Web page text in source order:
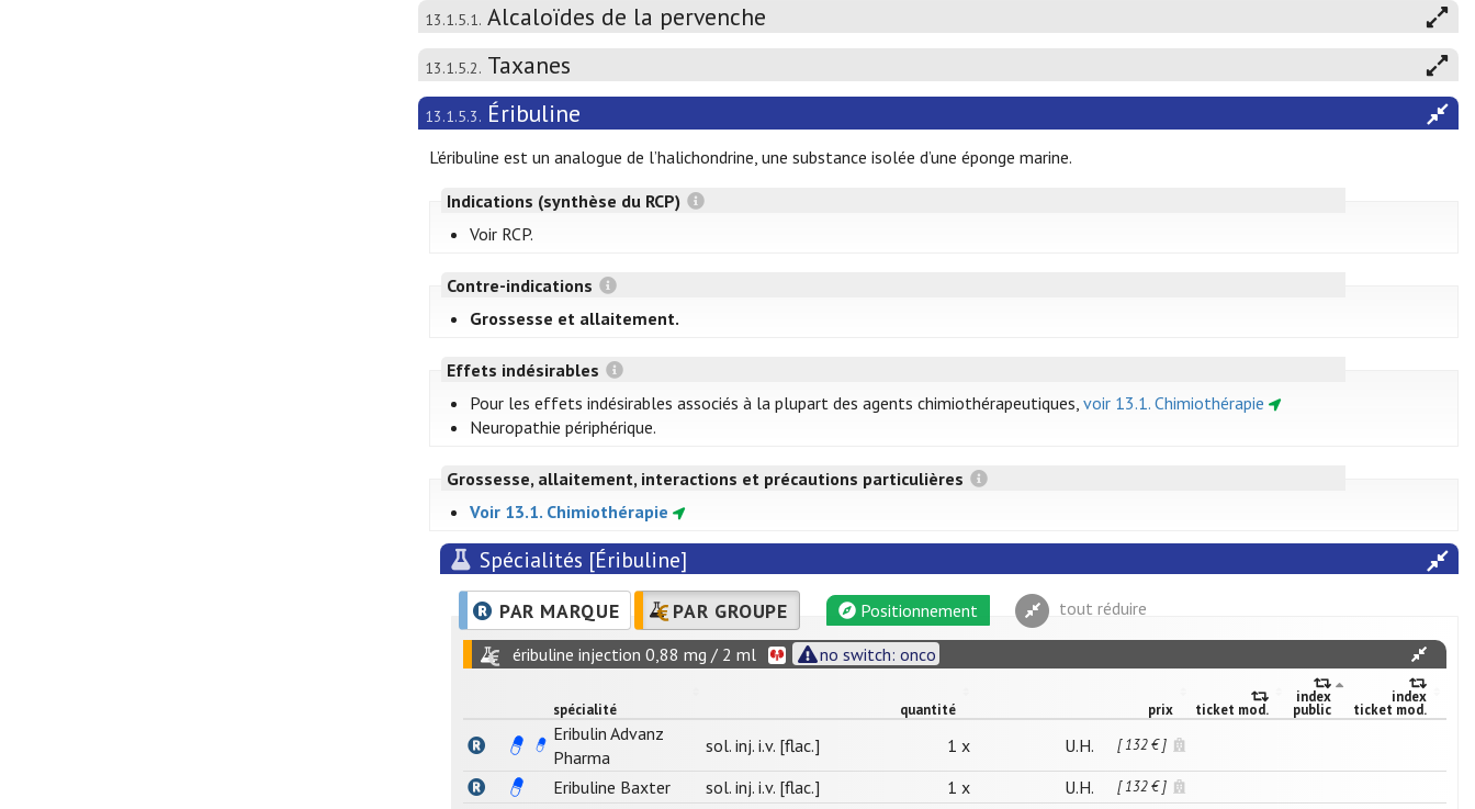
13.1.5.1. Alcaloïdes de la pervenche
13.1.5.2. Taxanes
13.1.5.3. Éribuline
L’éribuline est un analogue de l’halichondrine, une substance isolée d’une éponge marine.
Indications (synthèse du RCP)
Voir RCP.
Contre-indications
Grossesse et allaitement.
Effets indésirables
Pour les effets indésirables associés à la plupart des agents chimiothérapeutiques,voir 13.1. Chimiothérapie
Neuropathie périphérique.
Grossesse, allaitement, interactions et précautions particulières
Voir 13.1. Chimiothérapie
Spécialités [Éribuline]
PAR MARQUE PAR GROUPE Positionnement tout réduire
éribuline injection 0,88 mg / 2 ml no switch: onco
spécialité quantité prix ticket mod.
index
public
index
ticket mod.
Eribulin Advanz
Pharma
sol. inj. i.v. [flac.] 1 x U.H. [ 132 € ]
Eribuline Baxter sol. inj. i.v. [flac.] 1 x U.H. [ 132 € ]